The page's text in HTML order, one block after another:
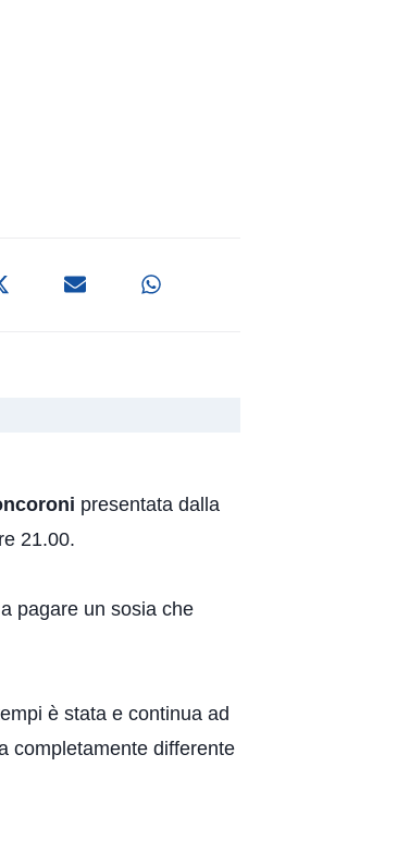
presentata dalla
21.00.
pagare un sosia che
è stata e continua ad
completamente differente